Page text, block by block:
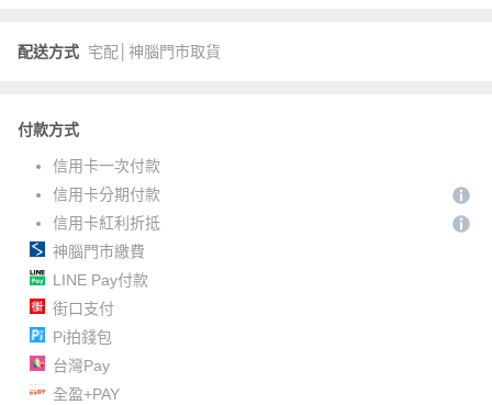
配送方式 宅配│神腦門市取貨
付款方式
信用卡一次付款
信用卡分期付款
信用卡紅利折抵
神腦門市繳費
LINE Pay付款
街口支付
Pi拍錢包
台灣Pay
全盈+PAY